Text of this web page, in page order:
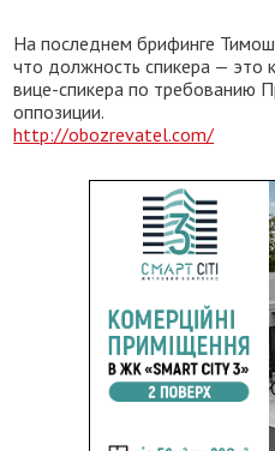
На последнем брифинге
что должность спикера —
вице-спикера по требованию
оппозиции.
http://obozrevatel.com/